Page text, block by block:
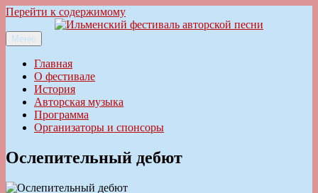
Перейти к содержимому
Ильменский фестиваль авторской песни
Меню
Главная
О фестивале
История
Авторская музыка
Программа
Организаторы и спонсоры
Ослепительный дебют